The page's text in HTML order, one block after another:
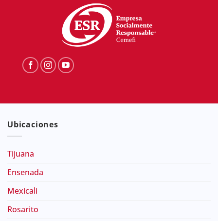
Ubicaciones
Tijuana
Ensenada
Mexicali
Rosarito